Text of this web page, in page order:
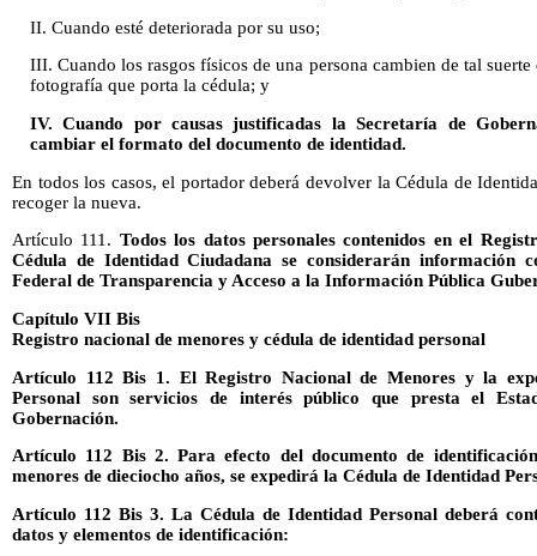
II. Cuando esté deteriorada por su uso;
III. Cuando los rasgos físicos de una persona cambien de tal
fotografía que porta la cédula; y
IV. Cuando por causas justificadas la Secretaría de
cambiar el formato del documento de identidad.
En todos los casos, el portador deberá devolver la Cédula de
recoger la nueva.
Artículo 111. Todos los datos personales contenidos en el
Cédula de Identidad Ciudadana se considerarán información
Federal de Transparencia y Acceso a la Información Pública
Capítulo VII Bis
Registro nacional de menores y cédula de identidad personal
Artículo 112 Bis 1. El Registro Nacional de Menores y la
Personal son servicios de interés público que presta el
Gobernación.
Artículo 112 Bis 2. Para efecto del documento de
menores de dieciocho años, se expedirá la Cédula de Identidad
Artículo 112 Bis 3. La Cédula de Identidad Personal deberá
datos y elementos de identificación: